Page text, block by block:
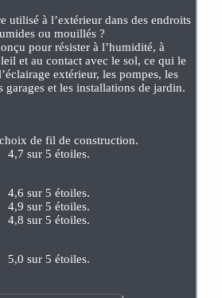
utilisé à l’extérieur dans des endroits
ou mouillés ?
pour résister à l’humidité, à
et au contact avec le sol, ce qui le
extérieur, les pompes, les
garages et les installations de jardin.
de fil de construction.
4,7 sur 5 étoiles.
4,6 sur 5 étoiles.
4,9 sur 5 étoiles.
4,8 sur 5 étoiles.
5,0 sur 5 étoiles.